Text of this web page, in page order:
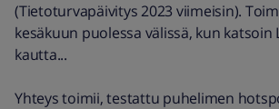
(Tietoturvapäivitys 2023 viimeisin).
kesäkuun puolessa välissä, kun katsoin
kautta...
Yhteys toimii, testattu puhelimen